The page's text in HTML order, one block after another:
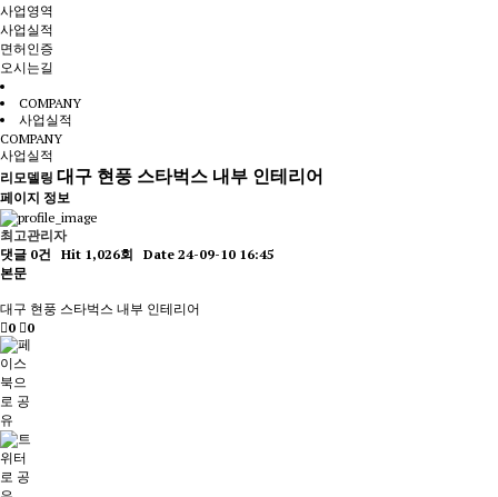
사업영역
사업실적
면허인증
오시는길
COMPANY
사업실적
COMPANY
사업실적
리모델링 대구 현풍 스타벅스 내부 인테리어
페이지 정보
최고관리자
댓글 0건
Hit 1,026회 Date 24-09-10 16:45
본문
대구 현풍 스타벅스 내부 인테리어
0
0